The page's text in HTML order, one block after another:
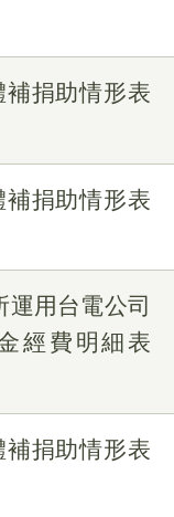
捐助情形表
捐助情形表
用台電公司
經費明細表
捐助情形表